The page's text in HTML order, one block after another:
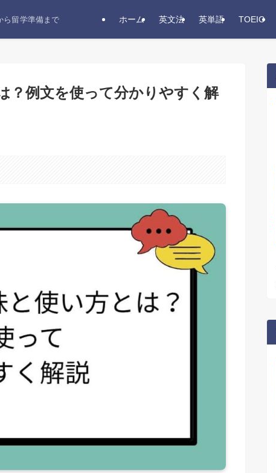
ら留学準備まで ホーム 英文法 英単語 TOEIC
？例文を使って分かりやすく解